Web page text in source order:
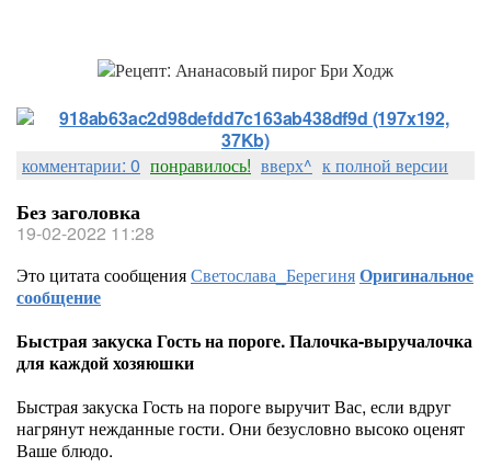
комментарии: 0 понравилось! вверх^ к полной версии
Без заголовка
19-02-2022 11:28
Это цитата сообщенияСветослава_БерегиняОригинальное
сообщение
Быстрая закуска Гость на пороге. Палочка-выручалочка
для каждой хозяюшки
Быстрая закуска Гость на пороге выручит Вас, если вдруг
нагрянут нежданные гости. Они безусловно высоко оценят
Ваше блюдо.